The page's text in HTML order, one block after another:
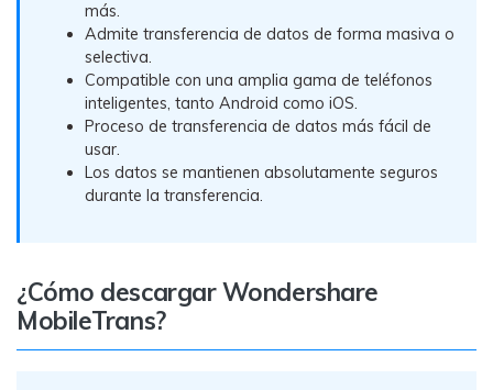
más.
Admite transferencia de datos de forma masiva o
selectiva.
Compatible con una amplia gama de teléfonos
inteligentes, tanto Android como iOS.
Proceso de transferencia de datos más fácil de
usar.
Los datos se mantienen absolutamente seguros
durante la transferencia.
¿Cómo descargar Wondershare
MobileTrans?